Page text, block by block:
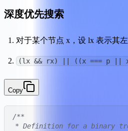
深度优先搜索
对于某个节点 x，设 lx 表示其
(lx && rx) || ((x === p ||
Copy
/**
* Definition for a binary